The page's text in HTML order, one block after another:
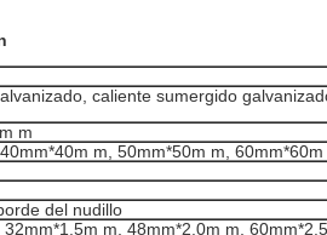
caliente sumergido
m
m, 50mm*50m m, 60mm*60m
del nudillo
m, 48mm*2.0m m,